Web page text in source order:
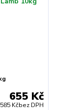
655 Kč
585 Kčbez DPH